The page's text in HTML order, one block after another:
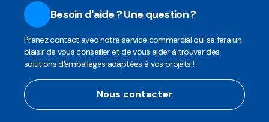
Besoin d'aide ? Une question ?
Prenez contact avec notre service commercial qui se fera un
plaisir de vous conseiller et de vous aider à trouver des
solutions d'emballages adaptées à vos projets !
Nous contacter